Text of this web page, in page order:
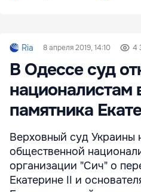
Ria 8 апреля 2019, 14:10 4
В Одессе суд
националистам
памятника
Верховный суд Украины
общественной
организации "Сич" о
Екатерине II и